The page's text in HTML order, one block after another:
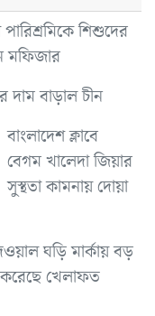
শিশুদের
মফিজার
বাড়াল চীন
বাংলাদেশ ক্লাবে
বেগম খালেদা জিয়ার
সুস্থতা কামনায় দোয়া
ঘড়ি মার্কায় বড়
করেছে খেলাফত